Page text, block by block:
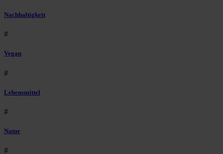
Nachhaltigkeit
#
Vegan
#
Lebensmittel
#
Natur
#